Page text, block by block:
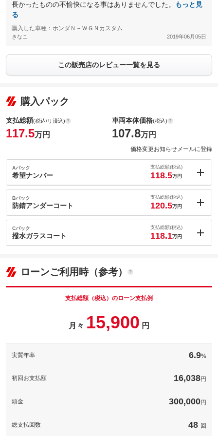
長かったものの不愉快になる事はありませんでした。
もっと見
る
購入した車種：ホンダＮ－ＷＧＮカスタム
きなこ 2019年06月05日
この販売店のレビュー一覧を見る
購入パック
支払総額(税込/リ済込)
117.5万円
車両本体価格(税込)
107.8万円
価格変更お知らせメールに登録
Aパック
希望ナンバー
支払総額(税込)
118.5万円
内：オプシ
ョン価格
(税込)
車両本体価
107.8万円
車両の前後にある、ナンバープレートに自分の希望する番号を付
にお選びいただけます。（一部抽選の番号があります）
このパックの見積もり依頼（無料）
Bパック
防錆アンダーコート
支払総額(税込)
120.5万円
内：オプシ
ョン価格
(税込)
車両本体価
パック内容
車体各所を防錆処理をし、お車を塩害から守ります。
Cパック
撥水ガラスコート
支払総額(税込)
118.1万円
車両本体価
107.8
備考
ローンご利用時（参考）
支払総額（税込）のローン支払例
月々 15,900 円
実質年率 6.9%
初回お支払額 16,038円
頭金 300,000円
総支払回数 48 回